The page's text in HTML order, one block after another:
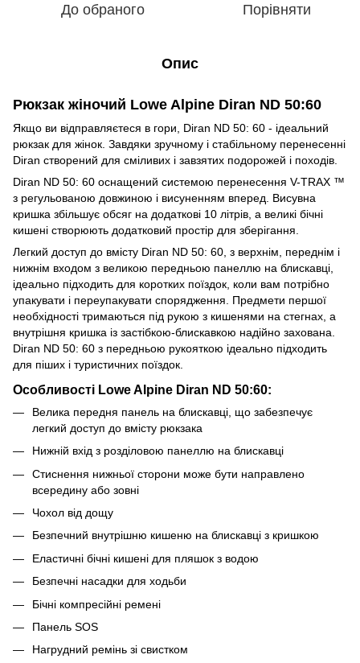
До обраного Порівняти
Опис
Рюкзак жіночий Lowe Alpine Diran ND 50:60
Якщо ви відправляєтеся в гори, Diran ND 50: 60 - ідеальний
рюкзак для жінок. Завдяки зручному і стабільному перенесенні
Diran створений для сміливих і завзятих подорожей і походів.
Diran ND 50: 60 оснащений системою перенесення V-TRAX ™
з регульованою довжиною і висуненням вперед. Висувна
кришка збільшує обсяг на додаткові 10 літрів, а великі бічні
кишені створюють додатковий простір для зберігання.
Легкий доступ до вмісту Diran ND 50: 60, з верхнім, переднім і
нижнім входом з великою передньою панеллю на блискавці,
ідеально підходить для коротких поїздок, коли вам потрібно
упакувати і переупакувати спорядження. Предмети першої
необхідності тримаються під рукою з кишенями на стегнах, а
внутрішня кришка із застібкою-блискавкою надійно захована.
Diran ND 50: 60 з передньою рукояткою ідеально підходить
для піших і туристичних поїздок.
Особливості Lowe Alpine Diran ND 50:60:
Велика передня панель на блискавці, що забезпечує
легкий доступ до вмісту рюкзака
Нижній вхід з розділовою панеллю на блискавці
Стиснення нижньої сторони може бути направлено
всередину або зовні
Чохол від дощу
Безпечний внутрішню кишеню на блискавці з кришкою
Еластичні бічні кишені для пляшок з водою
Безпечні насадки для ходьби
Бічні компресійні ремені
Панель SOS
Нагрудний ремінь зі свистком